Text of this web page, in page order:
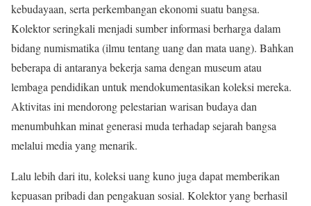
kebudayaan, serta perkembangan ekonomi suatu bangsa.
Kolektor seringkali menjadi sumber informasi berharga dalam
bidang numismatika (ilmu tentang uang dan mata uang). Bahkan
beberapa di antaranya bekerja sama dengan museum atau
lembaga pendidikan untuk mendokumentasikan koleksi mereka.
Aktivitas ini mendorong pelestarian warisan budaya dan
menumbuhkan minat generasi muda terhadap sejarah bangsa
melalui media yang menarik.
Lalu lebih dari itu, koleksi uang kuno juga dapat memberikan
kepuasan pribadi dan pengakuan sosial. Kolektor yang berhasil